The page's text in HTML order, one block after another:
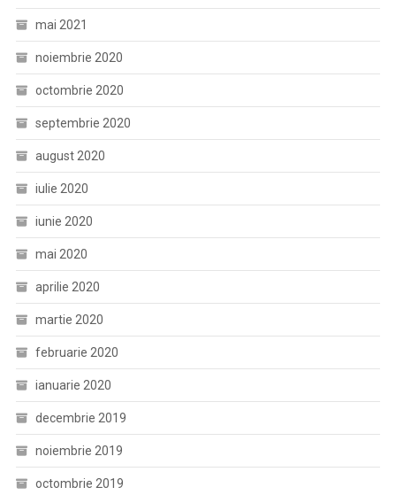
mai 2021
noiembrie 2020
octombrie 2020
septembrie 2020
august 2020
iulie 2020
iunie 2020
mai 2020
aprilie 2020
martie 2020
februarie 2020
ianuarie 2020
decembrie 2019
noiembrie 2019
octombrie 2019